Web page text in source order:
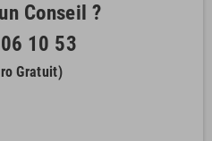
Conseil ?
10 53
Gratuit)